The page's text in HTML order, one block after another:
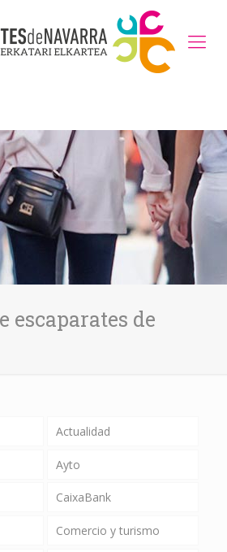
escaparates de
Actualidad
Ayto
CaixaBank
Comercio y turismo